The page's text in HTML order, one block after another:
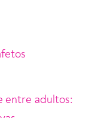
entre adultos: